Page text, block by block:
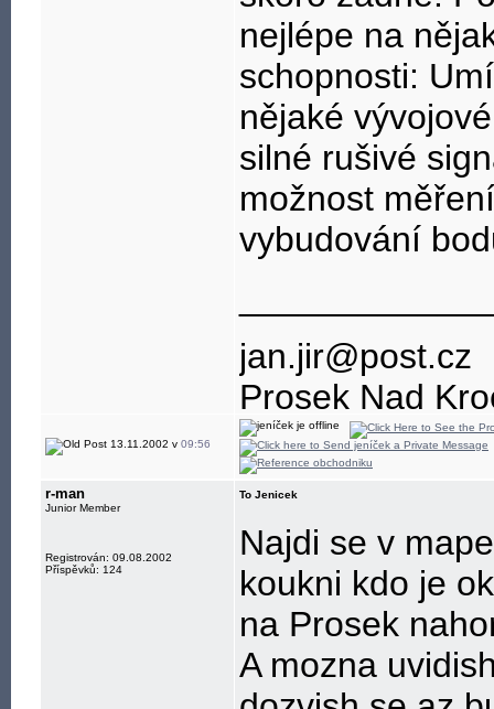
nejlépe na
schopnosti:
nějaké
silné rušivé
možnost
vybudování
jan.jir@post.cz
Prosek Nad
13.11.2002 v 09:56
r-man
Junior Member
Registrován: 09.08.2002
Příspěvků: 124
To Jenicek
Najdi se v
koukni kdo je
na Prosek
A mozna